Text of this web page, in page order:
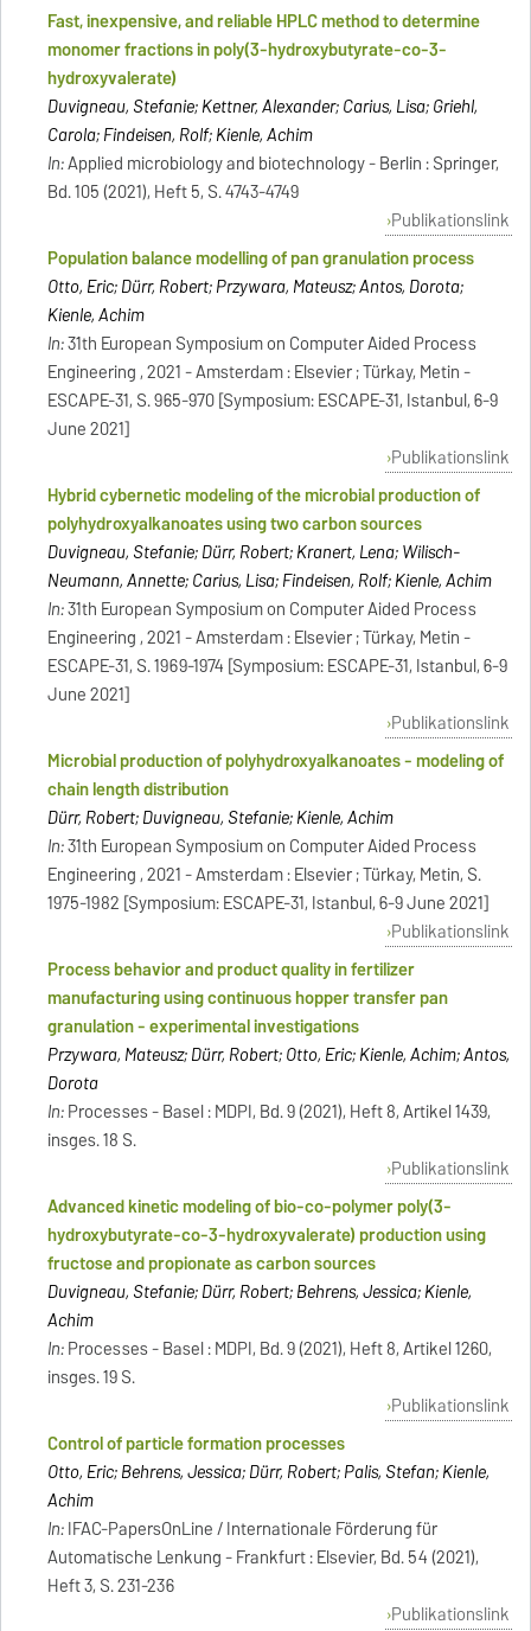
Fast, inexpensive, and reliable HPLC method to determine
monomer fractions in poly(3-hydroxybutyrate-co-3-
hydroxyvalerate)
Duvigneau, Stefanie; Kettner, Alexander; Carius, Lisa; Griehl,
Carola; Findeisen, Rolf; Kienle, Achim
In:Applied microbiology and biotechnology - Berlin : Springer,
Bd. 105 (2021), Heft 5, S. 4743-4749
Publikationslink
Population balance modelling of pan granulation process
Otto, Eric; Dürr, Robert; Przywara, Mateusz; Antos, Dorota;
Kienle, Achim
In:31th European Symposium on Computer Aided Process
Engineering , 2021 - Amsterdam : Elsevier ; Türkay, Metin -
ESCAPE-31, S. 965-970 [Symposium: ESCAPE-31, Istanbul, 6-9
June 2021]
Publikationslink
Hybrid cybernetic modeling of the microbial production of
polyhydroxyalkanoates using two carbon sources
Duvigneau, Stefanie; Dürr, Robert; Kranert, Lena; Wilisch-
Neumann, Annette; Carius, Lisa; Findeisen, Rolf; Kienle, Achim
In:31th European Symposium on Computer Aided Process
Engineering , 2021 - Amsterdam : Elsevier ; Türkay, Metin -
ESCAPE-31, S. 1969-1974 [Symposium: ESCAPE-31, Istanbul, 6-9
June 2021]
Publikationslink
Microbial production of polyhydroxyalkanoates - modeling of
chain length distribution
Dürr, Robert; Duvigneau, Stefanie; Kienle, Achim
In:31th European Symposium on Computer Aided Process
Engineering , 2021 - Amsterdam : Elsevier ; Türkay, Metin, S.
1975-1982 [Symposium: ESCAPE-31, Istanbul, 6-9 June 2021]
Publikationslink
Process behavior and product quality in fertilizer
manufacturing using continuous hopper transfer pan
granulation - experimental investigations
Przywara, Mateusz; Dürr, Robert; Otto, Eric; Kienle, Achim; Antos,
Dorota
In:Processes - Basel : MDPI, Bd. 9 (2021), Heft 8, Artikel 1439,
insges. 18 S.
Publikationslink
Advanced kinetic modeling of bio-co-polymer poly(3-
hydroxybutyrate-co-3-hydroxyvalerate) production using
fructose and propionate as carbon sources
Duvigneau, Stefanie; Dürr, Robert; Behrens, Jessica; Kienle,
Achim
In:Processes - Basel : MDPI, Bd. 9 (2021), Heft 8, Artikel 1260,
insges. 19 S.
Publikationslink
Control of particle formation processes
Otto, Eric; Behrens, Jessica; Dürr, Robert; Palis, Stefan; Kienle,
Achim
In:IFAC-PapersOnLine / Internationale Förderung für
Automatische Lenkung - Frankfurt : Elsevier, Bd. 54 (2021),
Heft 3, S. 231-236
Publikationslink